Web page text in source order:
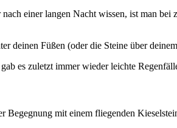
einer langen Nacht wissen, ist man
deinen Füßen (oder die Steine über
es zuletzt immer wieder leichte
mit einem fliegenden